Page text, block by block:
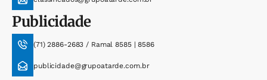
Publicidade
(71) 2886-2683 / Ramal 8585 | 8586
publicidade@grupoatarde.com.br